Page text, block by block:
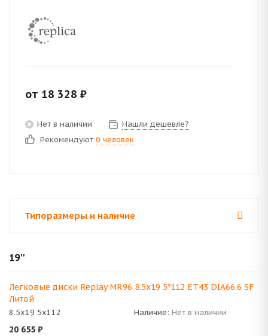
от 18 328 ₽
Нет в наличии
Нашли дешевле?
Рекомендуют 0 человек
Типоразмеры и наличие
19''
Легковые диски Replay MR96 8.5x19 5*112 ET43 DIA66.6 SF
Литой
8.5x19 5x112 Наличие: Нет в наличии
20 655 ₽